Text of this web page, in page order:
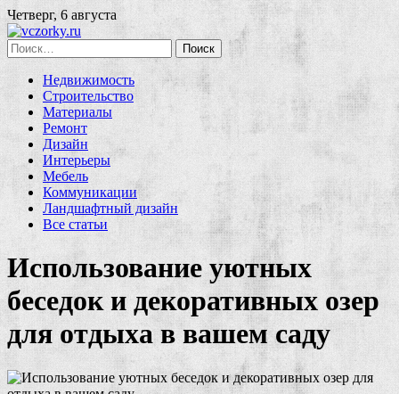
Четверг, 6 августа
Найти:
Недвижимость
Строительство
Материалы
Ремонт
Дизайн
Интерьеры
Мебель
Коммуникации
Ландшафтный дизайн
Все статьи
Использование уютных
беседок и декоративных озер
для отдыха в вашем саду